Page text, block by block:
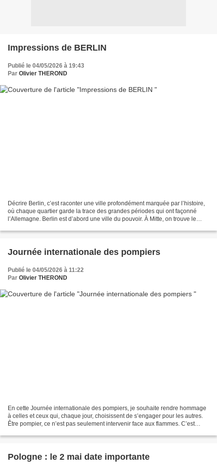
Impressions de BERLIN
Publié le 04/05/2026 à 19:43
Par Olivier THEROND
Décrire Berlin, c’est raconter une ville profondément marquée par l’histoire,
où chaque quartier garde la trace des grandes périodes qui ont façonné
l’Allemagne. Berlin est d’abord une ville du pouvoir. À Mitte, on trouve le
Journée internationale des pompiers
Publié le 04/05/2026 à 11:22
Par Olivier THEROND
En cette Journée internationale des pompiers, je souhaite rendre hommage
à celles et ceux qui, chaque jour, choisissent de s’engager pour les autres.
Être pompier, ce n’est pas seulement intervenir face aux flammes. C’est
Pologne : le 2 mai date importante